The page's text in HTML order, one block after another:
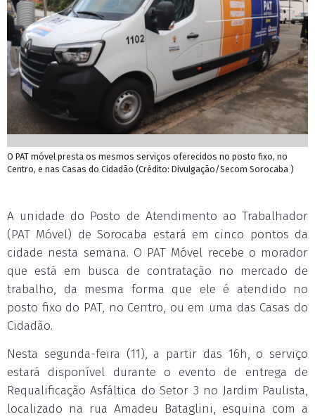
O PAT móvel presta os mesmos serviços oferecidos no posto fixo, no
Centro, e nas Casas do Cidadão (Crédito: Divulgação/Secom Sorocaba )
A unidade do Posto de Atendimento ao Trabalhador
(PAT Móvel) de Sorocaba estará em cinco pontos da
cidade nesta semana. O PAT Móvel recebe o morador
que está em busca de contratação no mercado de
trabalho, da mesma forma que ele é atendido no
posto fixo do PAT, no Centro, ou em uma das Casas do
Cidadão.
Nesta segunda-feira (11), a partir das 16h, o serviço
estará disponível durante o evento de entrega de
Requalificação Asfáltica do Setor 3 no Jardim Paulista,
localizado na rua Amadeu Bataglini, esquina com a